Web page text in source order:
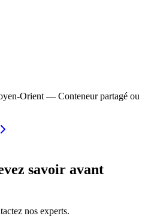
Orient — Conteneur partagé ou
savoir avant
nos experts.